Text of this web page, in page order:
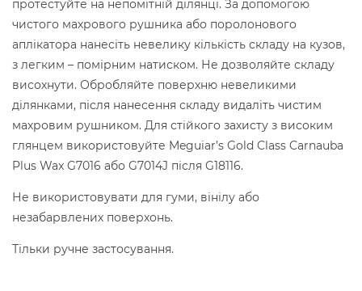
протестуйте на непомітній ділянці. За допомогою
чистого махрового рушника або поролонового
аплікатора нанесіть невелику кількість складу на кузов,
з легким – помірним натиском. Не дозволяйте складу
висохнути. Обробляйте поверхню невеликими
ділянками, після нанесення складу видаліть чистим
махровим рушником. Для стійкого захисту з високим
глянцем використовуйте Meguiar’s Gold Class Carnauba
Plus Wax G7016 або G7014J після G18116.
Не використовувати для гуми, вінілу або
незабарвлених поверхонь.
Тільки ручне застосування.